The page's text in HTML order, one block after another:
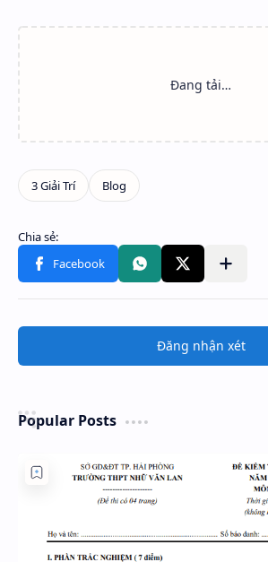
Đăng nhận xét
Popular Posts